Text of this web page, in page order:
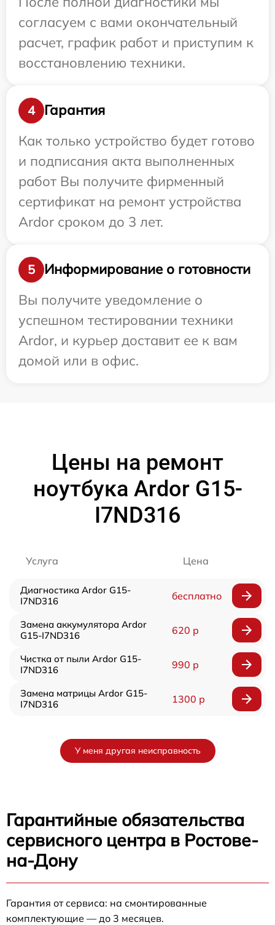
согласуем с вами окончательный
расчет, график работ и приступим к
восстановлению техники.
4
Гарантия
Как только устройство будет готово
и подписания акта выполненных
работ Вы получите фирменный
сертификат на ремонт устройства
Ardor сроком до 3 лет.
5
Информирование о готовности
Вы получите уведомление о
успешном тестировании техники
Ardor, и курьер доставит ее к вам
домой или в офис.
Цены на ремонт
ноутбука Ardor G15-
I7ND316
Услуга Цена
Диагностика Ardor G15-
I7ND316
бесплатно
Замена аккумулятора Ardor
G15-I7ND316
620 р
Чистка от пыли Ardor G15-
I7ND316
990 р
Замена матрицы Ardor G15-
I7ND316
1300 р
У меня другая неисправность
Гарантийные обязательства
сервисного центра в Ростове-
на-Дону
Гарантия от сервиса: на смонтированные
комплектующие — до 3 месяцев.